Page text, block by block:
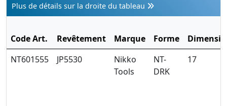
Plus de détails sur la droite du tableau
Code Art. Revêtement Marque Forme
NT601555
JP5530
Nikko
Tools
NT-
DRK
17